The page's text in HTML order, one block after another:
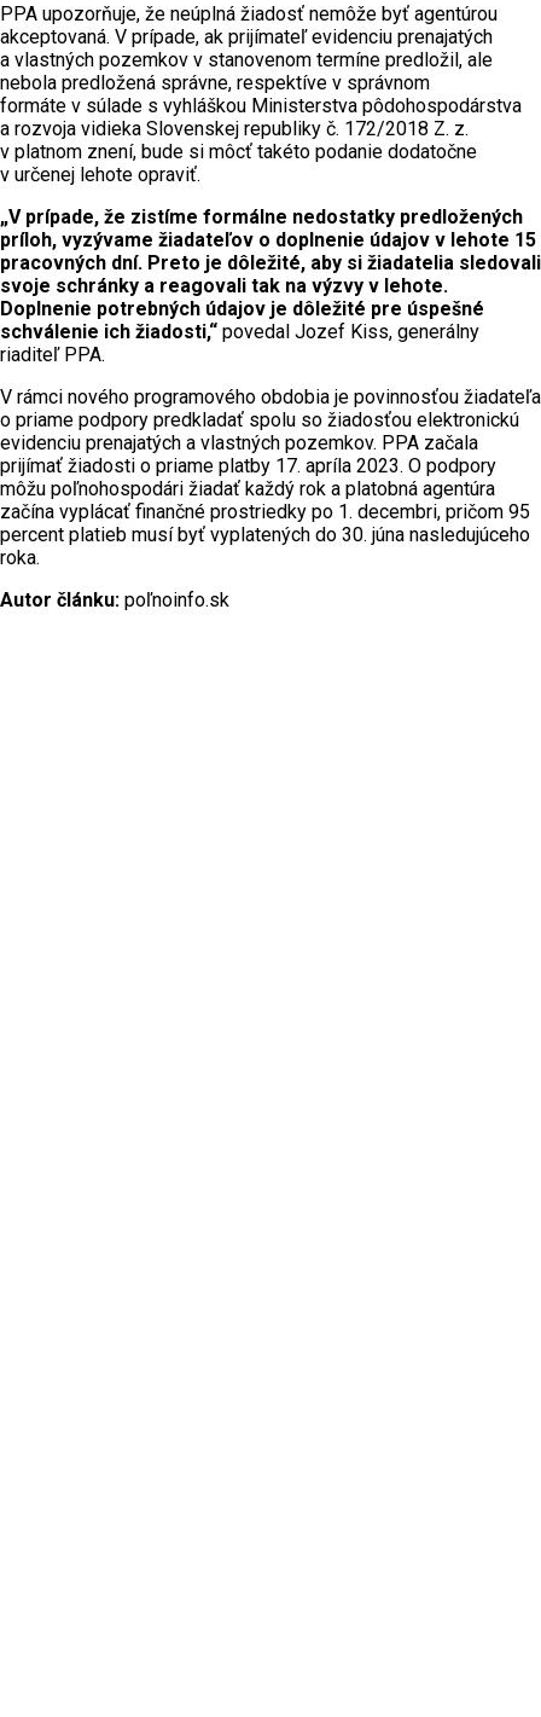
PPA upozorňuje, že neúplná žiadosť nemôže byť agentúrou
akceptovaná. V prípade, ak prijímateľ evidenciu prenajatých
a vlastných pozemkov v stanovenom termíne predložil, ale
nebola predložená správne, respektíve v správnom
formáte v súlade s vyhláškou Ministerstva pôdohospodárstva
a rozvoja vidieka Slovenskej republiky č. 172/2018 Z. z.
v platnom znení, bude si môcť takéto podanie dodatočne
v určenej lehote opraviť.
„V prípade, že zistíme formálne nedostatky predložených
príloh, vyzývame žiadateľov o doplnenie údajov v lehote 15
pracovných dní. Preto je dôležité, aby si žiadatelia sledovali
svoje schránky a reagovali tak na výzvy v lehote.
Doplnenie potrebných údajov je dôležité pre úspešné
schválenie ich žiadosti,“ povedal Jozef Kiss, generálny
riaditeľ PPA.
V rámci nového programového obdobia je povinnosťou žiadateľa
o priame podpory predkladať spolu so žiadosťou elektronickú
evidenciu prenajatých a vlastných pozemkov. PPA začala
prijímať žiadosti o priame platby 17. apríla 2023. O podpory
môžu poľnohospodári žiadať každý rok a platobná agentúra
začína vyplácať finančné prostriedky po 1. decembri, pričom 95
percent platieb musí byť vyplatených do 30. júna nasledujúceho
roka.
Autor článku: poľnoinfo.sk